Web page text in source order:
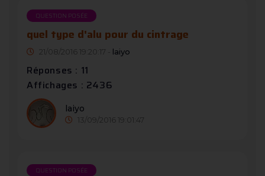
QUESTION POSÉE
quel type d'alu pour du cintrage
21/08/2016 19:20:17 - laiyo
Réponses : 11
Affichages : 2436
laiyo
13/09/2016 19:01:47
QUESTION POSÉE